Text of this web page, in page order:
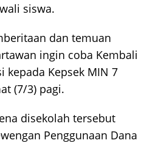
siswa.
dan temuan
ingin coba Kembali
kepada Kepsek MIN 7
(7/3) pagi.
disekolah tersebut
Penggunaan Dana